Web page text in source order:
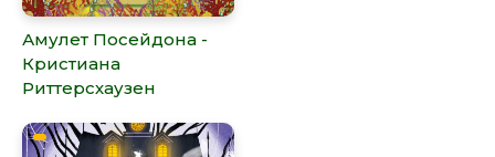
Амулет Посейдона -
Кристиана
Риттерсхаузен